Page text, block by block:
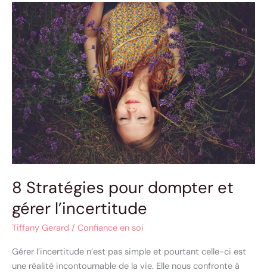
8 Stratégies pour dompter et
gérer l’incertitude
Tiffany Gerard / Confiance en soi
Gérer l’incertitude n’est pas simple et pourtant celle-ci est
une réalité incontournable de la vie. Elle nous confronte à
8
Stratégies
pour
dompter
et
gérer
l’incertitude